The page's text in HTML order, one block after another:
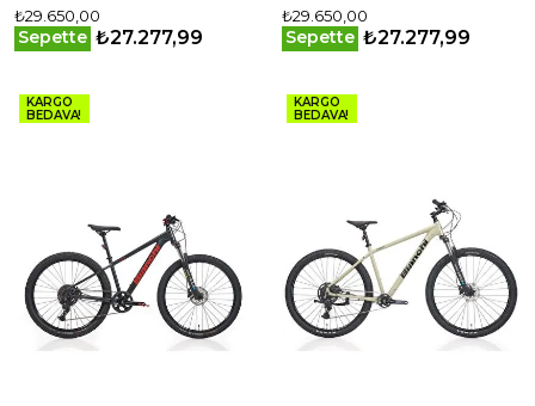
₺29.650,00
Sepette ₺27.277,99
₺29.650,00
Sepette ₺27.277,99
KARGO
BEDAVA!
KARGO
BEDAVA!